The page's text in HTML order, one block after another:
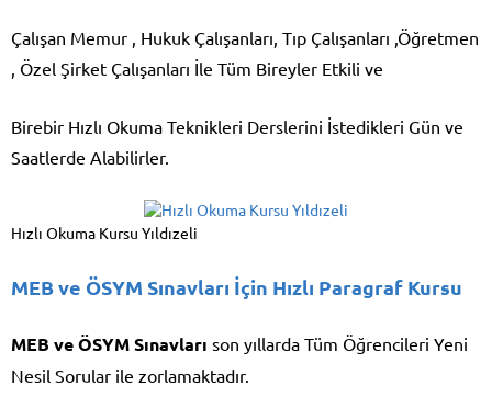
Çalışan Memur , Hukuk Çalışanları, Tıp Çalışanları ,Öğretmen
, Özel Şirket Çalışanları İle Tüm Bireyler Etkili ve
Birebir Hızlı Okuma Teknikleri Derslerini İstedikleri Gün ve
Saatlerde Alabilirler.
Hızlı Okuma Kursu Yıldızeli
MEB ve ÖSYM Sınavları İçin Hızlı Paragraf Kursu
MEB ve ÖSYM Sınavları son yıllarda Tüm Öğrencileri Yeni
Nesil Sorular ile zorlamaktadır.